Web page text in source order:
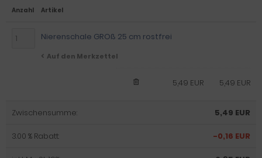
Anzahl Artikel
Nierenschale GROß 25 cm rostfrei
Auf den Merkzettel
5,49 EUR
5,49 EUR
Zwischensumme: 5,49 EUR
3.00 % Rabatt: -0,16 EUR